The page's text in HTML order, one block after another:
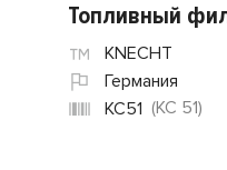
Топливный
KNECHT
Германия
KC51 (KC 51)